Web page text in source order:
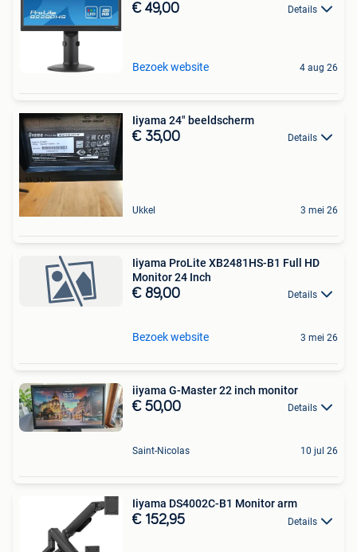
€ 49,00 Details
Bezoek website 4 aug 26
Iiyama 24" beeldscherm
€ 35,00 Details
Ukkel 3 mei 26
Iiyama ProLite XB2481HS-B1 Full HD
Monitor 24 Inch
€ 89,00 Details
Bezoek website 3 mei 26
iiyama G-Master 22 inch monitor
€ 50,00 Details
Saint-Nicolas 10 jul 26
Iiyama DS4002C-B1 Monitor arm
€ 152,95 Details